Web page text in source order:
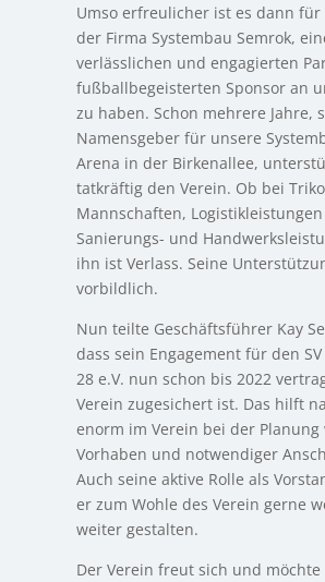
Umso erfreulicher ist es dann
der Firma Systembau Semrok,
verlässlichen und engagierten
fußballbegeisterten Sponsor an
zu haben. Schon mehrere Jahre,
Namensgeber für unsere
Arena in der Birkenallee,
tatkräftig den Verein. Ob bei
Mannschaften,
Sanierungs- und
ihn ist Verlass. Seine
vorbildlich.
Nun teilte Geschäftsführer Kay
dass sein Engagement für den
28 e.V. nun schon bis 2022
Verein zugesichert ist. Das hilft
enorm im Verein bei der
Vorhaben und notwendiger
Auch seine aktive Rolle als
er zum Wohle des Verein gerne
weiter gestalten.
Der Verein freut sich und möchte